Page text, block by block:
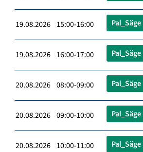
19.08.2026 15:00-16:00 Pal_Säge
19.08.2026 16:00-17:00 Pal_Säge
20.08.2026 08:00-09:00 Pal_Säge
20.08.2026 09:00-10:00 Pal_Säge
20.08.2026 10:00-11:00 Pal_Säge